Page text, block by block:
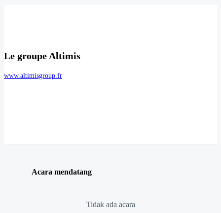
Le groupe Altimis
www.altimisgroup.fr
Acara mendatang
Tidak ada acara